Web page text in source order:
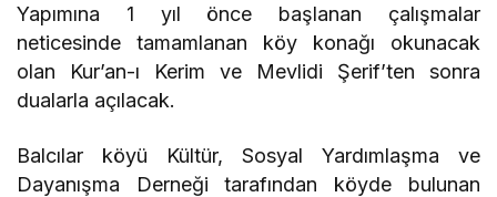
Yapımına 1 yıl önce başlanan çalışmalar
neticesinde tamamlanan köy konağı okunacak
olan Kur’an-ı Kerim ve Mevlidi Şerif’ten sonra
dualarla açılacak.
Balcılar köyü Kültür, Sosyal Yardımlaşma ve
Dayanışma Derneği tarafından köyde bulunan